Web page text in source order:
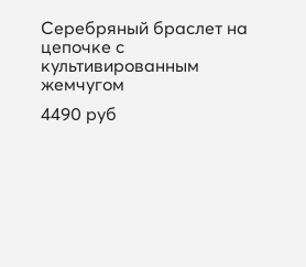
Серебряный браслет на
цепочке с
культивированным
жемчугом
4490 руб